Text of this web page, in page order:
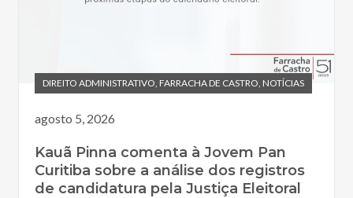
DIREITO ADMINISTRATIVO FARRACHA DE CASTRO NOTÍCIAS
agosto 5, 2026
Kauã Pinna comenta à Jovem Pan
Curitiba sobre a análise dos registros
de candidatura pela Justiça Eleitoral